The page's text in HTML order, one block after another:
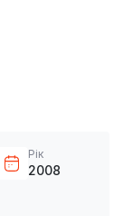
Рік
2008